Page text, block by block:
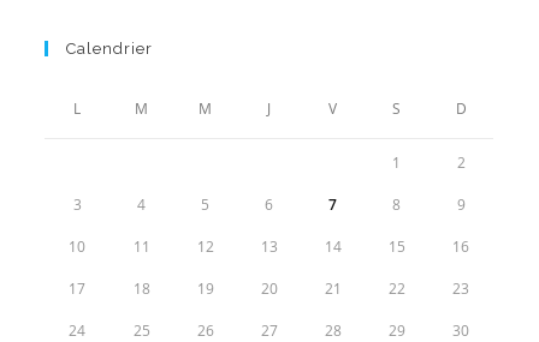
Calendrier
L M M J V S D
1 2
3 4 5 6 7 8 9
10 11 12 13 14 15 16
17 18 19 20 21 22 23
24 25 26 27 28 29 30